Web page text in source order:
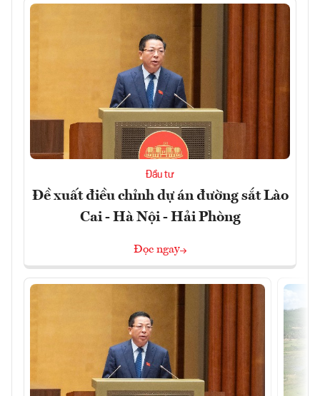
Đầu tư
Đề xuất điều chỉnh dự án đường sắt Lào
Cai - Hà Nội - Hải Phòng
Đọc ngay